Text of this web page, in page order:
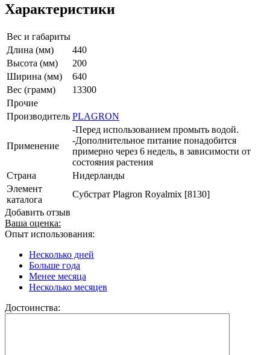
Характеристики
Вес и габариты
Длина (мм)
440
Высота (мм)
200
Ширина (мм)
640
Вес (грамм)
13300
Прочие
Производитель PLAGRON
Применение
-Перед использованием промыть водой.
-Дополнительное питание понадобится
примерно через 6 недель, в зависимости от
состояния растения
Страна
Нидерланды
Элемент
каталога
Субстрат Plagron Royalmix [8130]
Добавить отзыв
Ваша оценка:
Опыт использования:
Несколько дней
Больше года
Менее месяца
Несколько месяцев
Достоинства: